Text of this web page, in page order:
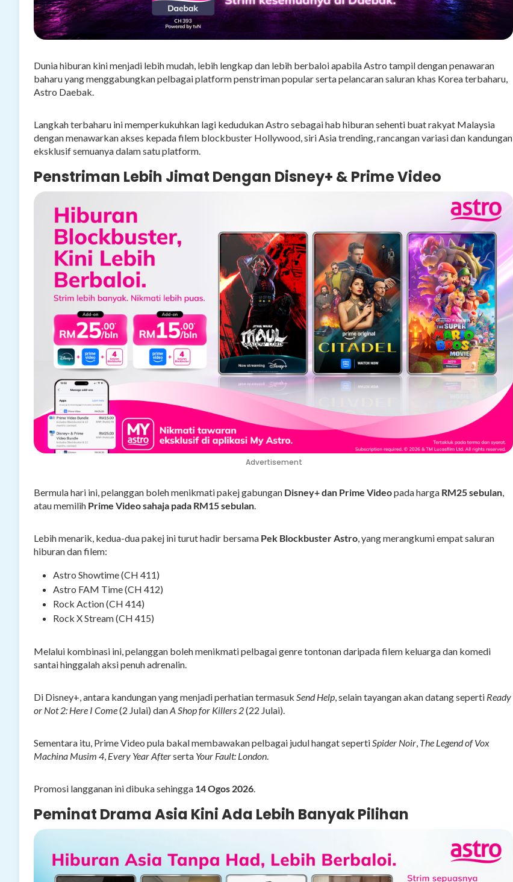
Dunia hiburan kini menjadi lebih mudah, lebih lengkap dan lebih berbaloi apabila Astro tampil dengan penawaran
baharu yang menggabungkan pelbagai platform penstriman popular serta pelancaran saluran khas Korea terbaharu,
Astro Daebak.
Langkah terbaharu ini memperkukuhkan lagi kedudukan Astro sebagai hab hiburan sehenti buat rakyat Malaysia
dengan menawarkan akses kepada filem blockbuster Hollywood, siri Asia trending, rancangan variasi dan kandungan
eksklusif semuanya dalam satu platform.
Penstriman Lebih Jimat Dengan Disney+ & Prime Video
Advertisement
Bermula hari ini, pelanggan boleh menikmati pakej gabungan Disney+ dan Prime Videopada harga RM25 sebulan,
atau memilih Prime Video sahaja pada RM15 sebulan.
Lebih menarik, kedua-dua pakej ini turut hadir bersama Pek Blockbuster Astro, yang merangkumi empat saluran
hiburan dan filem:
Astro Showtime (CH 411)
Astro FAM Time (CH 412)
Rock Action (CH 414)
Rock X Stream (CH 415)
Melalui kombinasi ini, pelanggan boleh menikmati pelbagai genre tontonan daripada filem keluarga dan komedi
santai hinggalah aksi penuh adrenalin.
Di Disney+, antara kandungan yang menjadi perhatian termasuk Send Help, selain tayangan akan datang seperti Ready
or Not 2: Here I Come(2 Julai) danA Shop for Killers 2(22 Julai).
Sementara itu, Prime Video pula bakal membawakan pelbagai judul hangat sepertiSpider Noir, The Legend of Vox
Machina Musim 4, Every Year Afterserta Your Fault: London.
Promosi langganan ini dibuka sehingga 14 Ogos 2026.
Peminat Drama Asia Kini Ada Lebih Banyak Pilihan